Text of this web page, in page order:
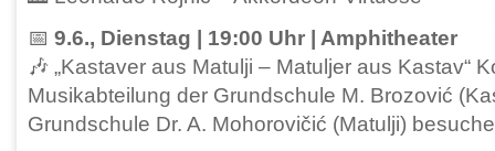
📅 9.6., Dienstag | 19:00 Uhr | Amphitheater
🎶 „Kastaver aus Matulji – Matuljer aus Kastav“
Musikabteilung der Grundschule M. Brozović
Grundschule Dr. A. Mohorovičić (Matulji)